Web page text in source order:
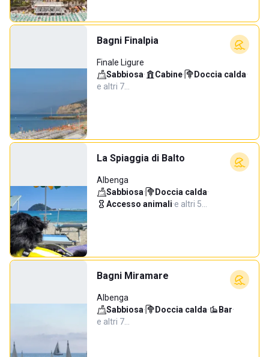
Bagni Finalpia
Finale Ligure
Sabbiosa· Cabine· Doccia calda·
e altri 7…
La Spiaggia di Balto
Albenga
Sabbiosa· Doccia calda·
Accesso animali·e altri 5…
Bagni Miramare
Albenga
Sabbiosa· Doccia calda· Bar·
e altri 7…